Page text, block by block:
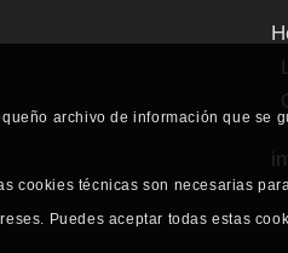
archivo de información que se
cookies técnicas son necesarias
Puedes aceptar todas estas